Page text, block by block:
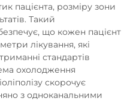
пацієнта, розміру зони
Такий
що кожен пацієнт
лікування, які
стандартів
охолодження
скорочує
з одноканальними